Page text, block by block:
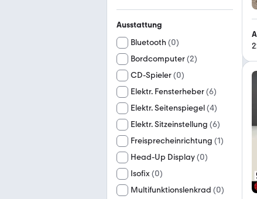
Ausstattung
Bluetooth (0)
Bordcomputer(2)
CD-Spieler(0)
Elektr. Fensterheber(6)
Elektr. Seitenspiegel(4)
Elektr. Sitzeinstellung (6)
Freisprecheinrichtung (1)
Head-Up Display(0)
Isofix(0)
Multifunktionslenkrad (0)